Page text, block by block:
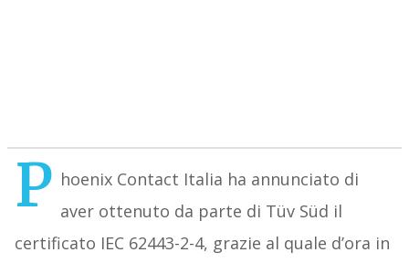
P hoenix Contact Italia ha annunciato di
aver ottenuto da parte di Tüv Süd il
certificato IEC 62443-2-4, grazie al quale d’ora in